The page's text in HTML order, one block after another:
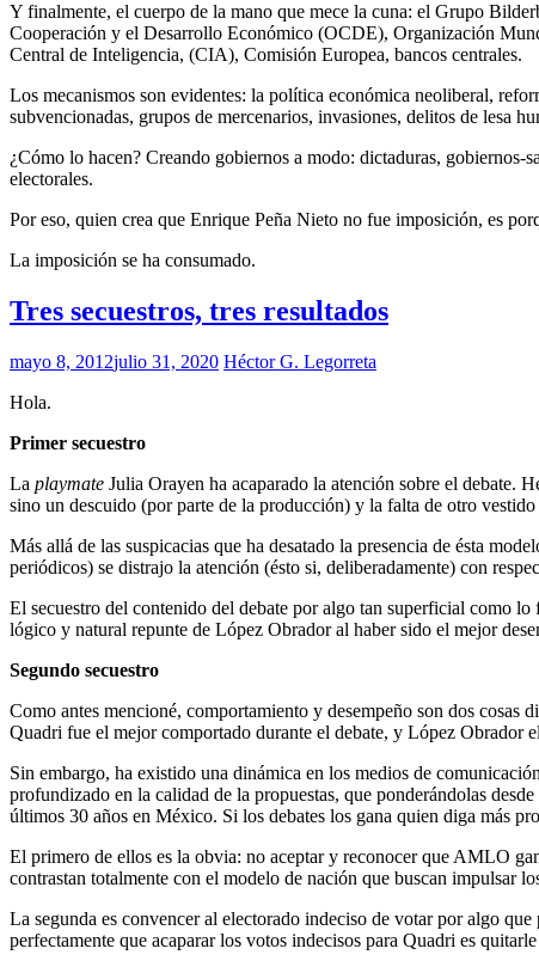
Y finalmente, el cuerpo de la mano que mece la cuna: el Grupo
Cooperación y el Desarrollo Económico (OCDE), Organización
Central de Inteligencia, (CIA), Comisión Europea, bancos centrales.
Los mecanismos son evidentes: la política económica neoliberal,
subvencionadas, grupos de mercenarios, invasiones, delitos de lesa
¿Cómo lo hacen? Creando gobiernos a modo: dictaduras, gobiernos-
electorales.
Por eso, quien crea que Enrique Peña Nieto no fue imposición, es
La imposición se ha consumado.
Tres secuestros, tres resultados
mayo 8, 2012julio 31, 2020 Héctor G. Legorreta
Hola.
Primer secuestro
La playmate Julia Orayen ha acaparado la atención sobre el debate.
sino un descuido (por parte de la producción) y la falta de otro
Más allá de las suspicacias que ha desatado la presencia de ésta
periódicos) se distrajo la atención (ésto si, deliberadamente) con
El secuestro del contenido del debate por algo tan superficial como
lógico y natural repunte de López Obrador al haber sido el mejor
Segundo secuestro
Como antes mencioné, comportamiento y desempeño son dos
Quadri fue el mejor comportado durante el debate, y López Obrador
Sin embargo, ha existido una dinámica en los medios de
profundizado en la calidad de la propuestas, que ponderándolas
últimos 30 años en México. Si los debates los gana quien diga más
El primero de ellos es la obvia: no aceptar y reconocer que AMLO
contrastan totalmente con el modelo de nación que buscan impulsar
La segunda es convencer al electorado indeciso de votar por algo
perfectamente que acaparar los votos indecisos para Quadri es